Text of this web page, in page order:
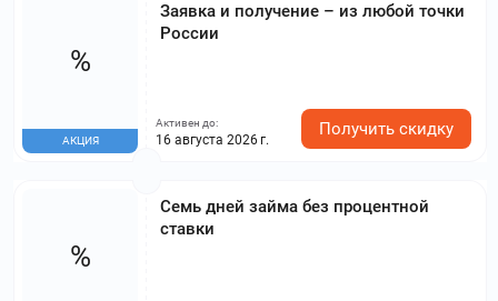
Заявка и получение – из любой точки
России
%
АКЦИЯ
Активен до:
16 августа 2026 г.
Получить скидку
Семь дней займа без процентной
ставки
%